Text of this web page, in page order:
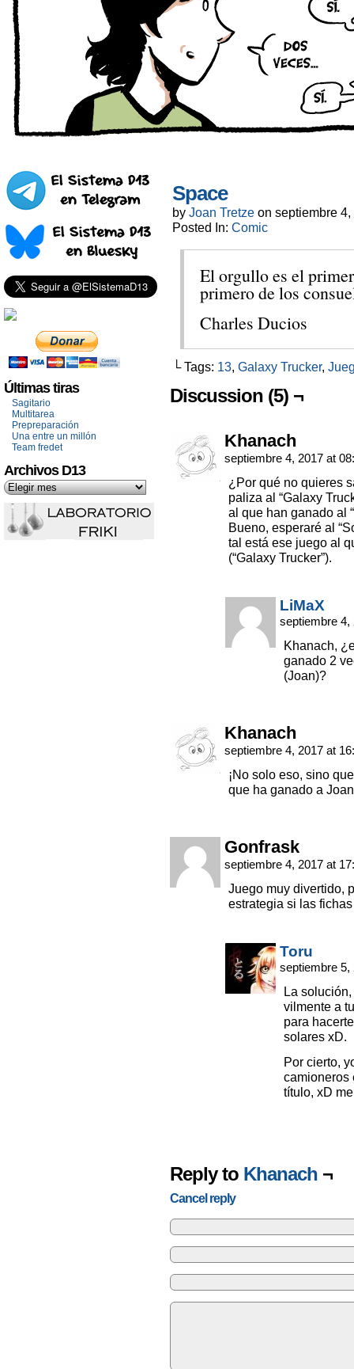
Últimas tiras
Sagitario
Multitarea
Prepreparación
Una entre un millón
Team fredet
Archivos D13
Space
by Joan Tretze on septiembre 4,
Posted In: Comic
El orgullo es el
primero de los
Charles Ducios
└ Tags: 13, Galaxy Trucker,
Discussion (5) ¬
Khanach
septiembre 4, 2017 at
¿Por qué no quieres
paliza al “Galaxy
al que han ganado al
Bueno, esperaré al
tal está ese juego al
(“Galaxy Trucker”).
LiMaX
septiembre
Khanach,
ganado 2
(Joan)?
Khanach
septiembre 4, 2017 at
¡No solo eso, sino
que ha ganado a
Gonfrask
septiembre 4, 2017 at
Juego muy divertido,
estrategia si las
Toru
septiembre
La
vilmente a
para
solares xD.
Por cierto,
camioneros
título, xD
Reply to Khanach ¬
Cancel reply